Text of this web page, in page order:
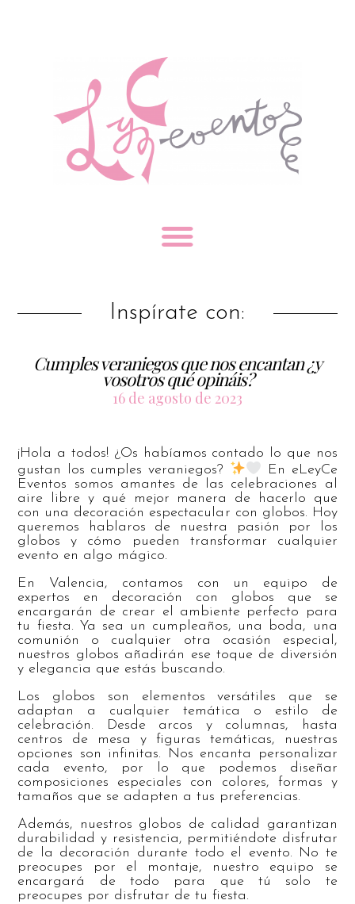
Inspírate con:
Cumples veraniegos que nos encantan ¿y
vosotros qué opináis?
16 de agosto de 2023
¡Hola a todos! ¿Os habíamos contado lo que nos
gustan los cumples veraniegos?
En eLeyCe
Eventos somos amantes de las celebraciones al
aire libre y qué mejor manera de hacerlo que
con una decoración espectacular con globos. Hoy
queremos hablaros de nuestra pasión por los
globos y cómo pueden transformar cualquier
evento en algo mágico.
En Valencia, contamos con un equipo de
expertos en decoración con globos que se
encargarán de crear el ambiente perfecto para
tu fiesta. Ya sea un cumpleaños, una boda, una
comunión o cualquier otra ocasión especial,
nuestros globos añadirán ese toque de diversión
y elegancia que estás buscando.
Los globos son elementos versátiles que se
adaptan a cualquier temática o estilo de
celebración. Desde arcos y columnas, hasta
centros de mesa y figuras temáticas, nuestras
opciones son infinitas. Nos encanta personalizar
cada evento, por lo que podemos diseñar
composiciones especiales con colores, formas y
tamaños que se adapten a tus preferencias.
Además, nuestros globos de calidad garantizan
durabilidad y resistencia, permitiéndote disfrutar
de la decoración durante todo el evento. No te
preocupes por el montaje, nuestro equipo se
encargará de todo para que tú solo te
preocupes por disfrutar de tu fiesta.